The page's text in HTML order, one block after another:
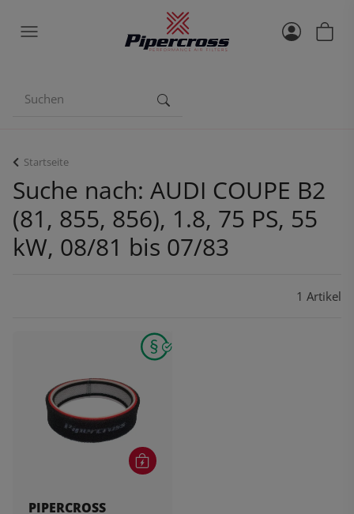
Startseite
Suche nach: AUDI COUPE B2
(81, 855, 856), 1.8, 75 PS, 55
kW, 08/81 bis 07/83
1 Artikel
PIPERCROSS